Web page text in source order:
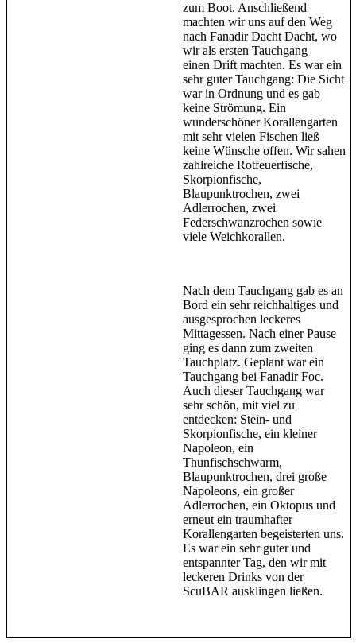
zum Boot. Anschließend
machten wir uns auf den Weg
nach Fanadir Dacht Dacht, wo
wir als ersten Tauchgang
einen Drift machten. Es war ein
sehr guter Tauchgang: Die Sicht
war in Ordnung und es gab
keine Strömung. Ein
wunderschöner Korallengarten
mit sehr vielen Fischen ließ
keine Wünsche offen. Wir sahen
zahlreiche Rotfeuerfische,
Skorpionfische,
Blaupunktrochen, zwei
Adlerrochen, zwei
Federschwanzrochen sowie
viele Weichkorallen.
Nach dem Tauchgang gab es an
Bord ein sehr reichhaltiges und
ausgesprochen leckeres
Mittagessen. Nach einer Pause
ging es dann zum zweiten
Tauchplatz. Geplant war ein
Tauchgang bei Fanadir Foc.
Auch dieser Tauchgang war
sehr schön, mit viel zu
entdecken: Stein- und
Skorpionfische, ein kleiner
Napoleon, ein
Thunfischschwarm,
Blaupunktrochen, drei große
Napoleons, ein großer
Adlerrochen, ein Oktopus und
erneut ein traumhafter
Korallengarten begeisterten uns.
Es war ein sehr guter und
entspannter Tag, den wir mit
leckeren Drinks von der
ScuBAR ausklingen ließen.